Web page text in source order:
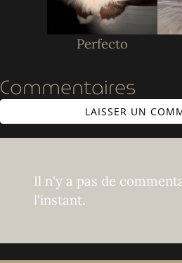
Perfecto
Commentaires
LAISSER UN
Il n'y a pas de
l'instant.